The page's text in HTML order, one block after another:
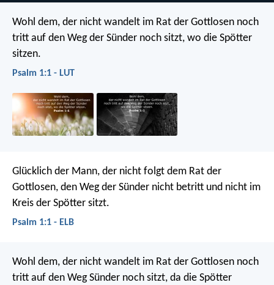
Wohl dem, der nicht wandelt im Rat der Gottlosen noch
tritt auf den Weg der Sünder noch sitzt, wo die Spötter
sitzen.
Psalm 1:1 - LUT
Glücklich der Mann, der nicht folgt dem Rat der
Gottlosen, den Weg der Sünder nicht betritt und nicht im
Kreis der Spötter sitzt.
Psalm 1:1 - ELB
Wohl dem, der nicht wandelt im Rat der Gottlosen noch
tritt auf den Weg Sünder noch sitzt, da die Spötter